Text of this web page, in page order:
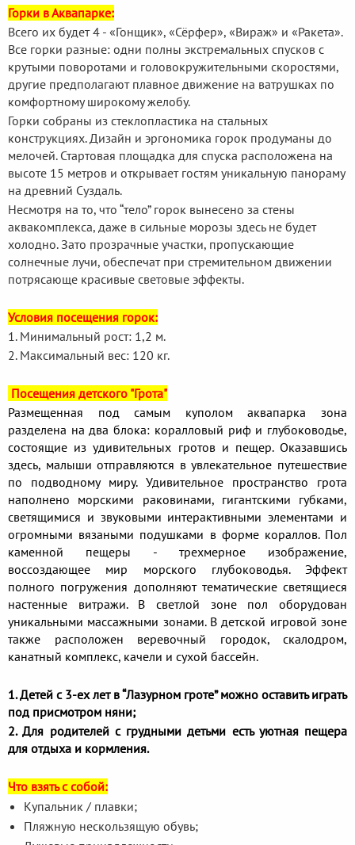
Горки в Аквапарке:
Всего их будет 4 - «Гонщик», «Сёрфер», «Вираж» и «Ракета».
Все горки разные: одни полны экстремальных спусков с
крутыми поворотами и головокружительными скоростями,
другие предполагают плавное движение на ватрушках по
комфортному широкому желобу.
Горки собраны из стеклопластика на стальных
конструкциях. Дизайн и эргономика горок продуманы до
мелочей. Стартовая площадка для спуска расположена на
высоте 15 метров и открывает гостям уникальную панораму
на древний Суздаль.
Несмотря на то, что “тело” горок вынесено за стены
аквакомплекса, даже в сильные морозы здесь не будет
холодно. Зато прозрачные участки, пропускающие
солнечные лучи, обеспечат при стремительном движении
потрясающе красивые световые эффекты.
Условия посещения горок:
1. Минимальный рост: 1,2 м.
2. Максимальный вес: 120 кг.
Посещения детского "Грота"
Размещенная под самым куполом аквапарка зона
разделена на два блока: коралловый риф и глубоководье,
состоящие из удивительных гротов и пещер. Оказавшись
здесь, малыши отправляются в увлекательное путешествие
по подводному миру. Удивительное пространство грота
наполнено морскими раковинами, гигантскими губками,
светящимися и звуковыми интерактивными элементами и
огромными вязаными подушками в форме кораллов. Пол
каменной пещеры - трехмерное изображение,
воссоздающее мир морского глубоководья. Эффект
полного погружения дополняют тематические светящиеся
настенные витражи. В светлой зоне пол оборудован
уникальными массажными зонами. В детской игровой зоне
также расположен веревочный городок, скалодром,
канатный комплекс, качели и сухой бассейн.
1. Детей с 3-ех лет в “Лазурном гроте” можно оставить играть
под присмотром няни;
2. Для родителей с грудными детьми есть уютная пещера
для отдыха и кормления.
Что взять с собой:
Купальник / плавки;
Пляжную нескользящую обувь;